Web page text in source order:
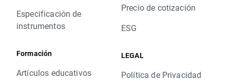
Especificación de
instrumentos
Formación
Artículos educativos
Precio de cotización
ESG
LEGAL
Política de Privacidad